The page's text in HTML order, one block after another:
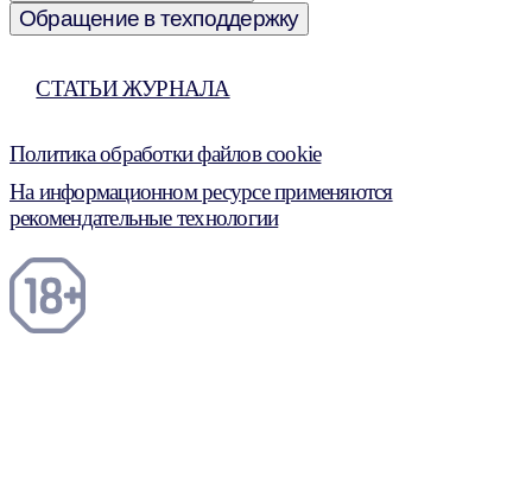
Обращение в техподдержку
СТАТЬИ ЖУРНАЛА
Политика обработки файлов cookie
На информационном ресурсе применяются
рекомендательные технологии